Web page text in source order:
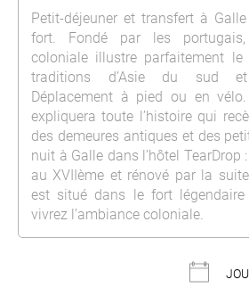
Petit-déjeuner et transfert à
fort. Fondé par les
coloniale illustre parfaitement le
traditions d’Asie du sud et
Déplacement à pied ou en
expliquera toute l’histoire qui
des demeures antiques et des
nuit à Galle dans l’hôtel
au XVIIème et rénové par la
est situé dans le fort
vivrez l’ambiance coloniale.